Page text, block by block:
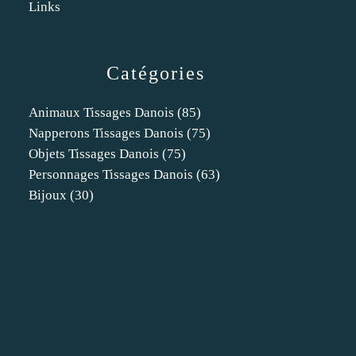
Catégories
Animaux Tissages Danois (85)
Napperons Tissages Danois (75)
Objets Tissages Danois (75)
Personnages Tissages Danois (63)
Bijoux (30)
Links